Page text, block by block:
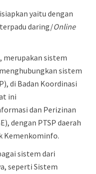
yaitu dengan
daring/Online
merupakan sistem
sistem
di Badan Koordinasi
ini
dan Perizinan
dengan PTSP daerah
Kemenkominfo.
sistem dari
seperti Sistem